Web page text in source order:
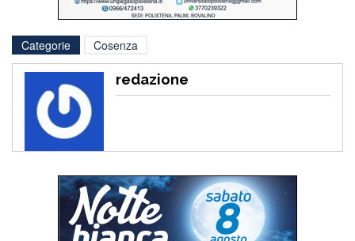
Categorie Cosenza
redazione